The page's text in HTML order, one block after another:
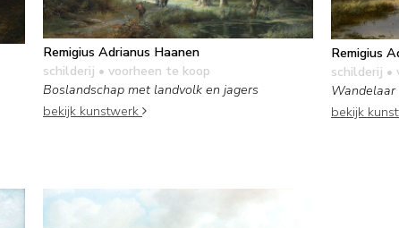
Remigius Adrianus Haanen
schilderij • voorheen te koop
Boslandschap met landvolk en jagers
bekijk kunstwerk
Remigius
schilderij •
bekijk